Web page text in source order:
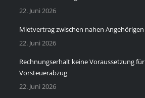
22. Juni 2026
Mietvertrag zwischen nahen Angehörigen
22. Juni 2026
Rechnungserhalt keine Voraussetzung für
Vorsteuerabzug
22. Juni 2026